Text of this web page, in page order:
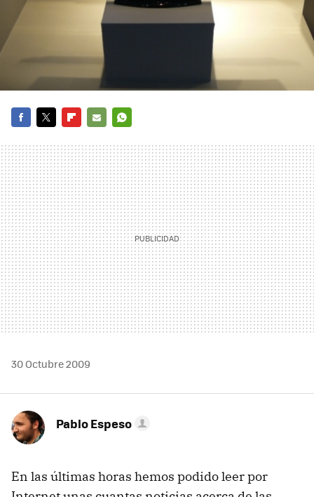
MAIL
30 Octubre 2009
Pablo Espeso
En las últimas horas hemos podido leer por